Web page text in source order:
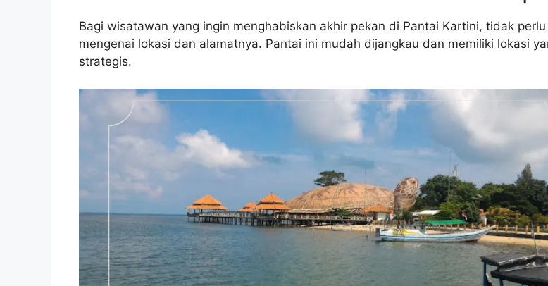
Bagi wisatawan yang ingin menghabiskan akhir pekan di Pantai Kartini, tidak
mengenai lokasi dan alamatnya. Pantai ini mudah dijangkau dan memiliki lokasi
strategis.